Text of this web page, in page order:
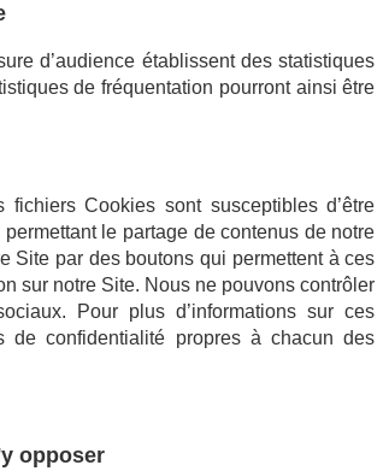
d’audience établissent des statistiques
de fréquentation pourront ainsi être
fichiers Cookies sont susceptibles d’être
le partage de contenus de notre
Site par des boutons qui permettent à ces
sur notre Site. Nous ne pouvons contrôler
Pour plus d’informations sur ces
de confidentialité propres à chacun des
opposer